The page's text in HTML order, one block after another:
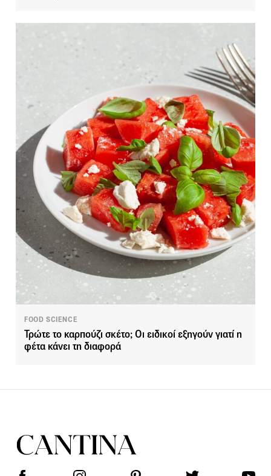
FOOD SCIENCE
Τρώτε το καρπούζι σκέτο; Οι ειδικοί εξηγούν γιατί η
φέτα κάνει τη διαφορά